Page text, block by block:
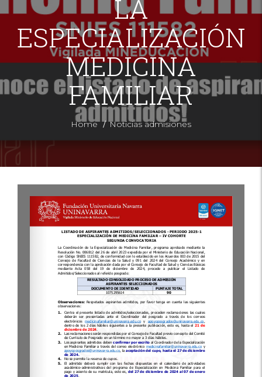
LA
ESPECIALIZACIÓN
MEDICINA
FAMILIAR
Home/Noticias admisiones